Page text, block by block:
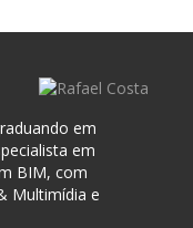
em
em
BIM, com
Multimídia e